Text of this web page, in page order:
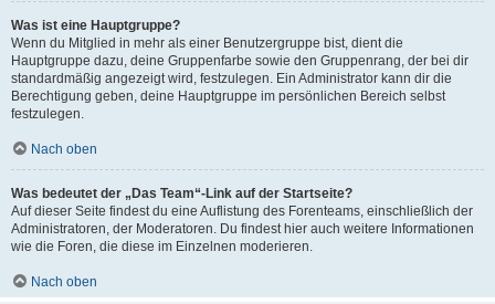
Was ist eine Hauptgruppe?
Wenn du Mitglied in mehr als einer Benutzergruppe bist, dient die
Hauptgruppe dazu, deine Gruppenfarbe sowie den Gruppenrang, der bei dir
standardmäßig angezeigt wird, festzulegen. Ein Administrator kann dir die
Berechtigung geben, deine Hauptgruppe im persönlichen Bereich selbst
festzulegen.
Nach oben
Was bedeutet der „Das Team“-Link auf der Startseite?
Auf dieser Seite findest du eine Auflistung des Forenteams, einschließlich der
Administratoren, der Moderatoren. Du findest hier auch weitere Informationen
wie die Foren, die diese im Einzelnen moderieren.
Nach oben